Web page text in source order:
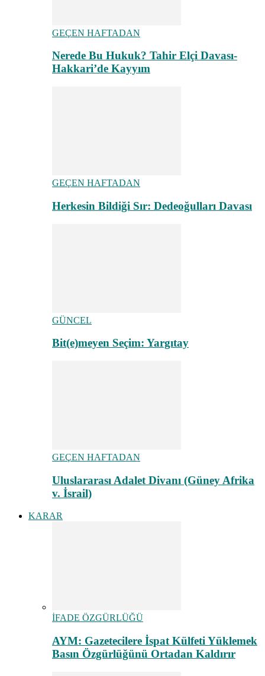
GEÇEN HAFTADAN
Nerede Bu Hukuk? Tahir Elçi Davası-
Hakkari’de Kayyım
GEÇEN HAFTADAN
Herkesin Bildiği Sır: Dedeoğulları Davası
GÜNCEL
Bit(e)meyen Seçim: Yargıtay
GEÇEN HAFTADAN
Uluslararası Adalet Divanı (Güney Afrika
v. İsrail)
KARAR
İFADE ÖZGÜRLÜĞÜ
AYM: Gazetecilere İspat Külfeti Yüklemek
Basın Özgürlüğünü Ortadan Kaldırır